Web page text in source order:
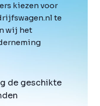
kiezen voor
te
wij het
de geschikte